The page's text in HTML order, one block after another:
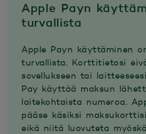
Apple Payn
turvallista
Apple Payn käyttäminen
turvallista. Korttitietosi
sovellukseen tai
Pay käyttää maksun
laitekohtaista numeroa.
pääse käsiksi
eikä niitä luovuteta